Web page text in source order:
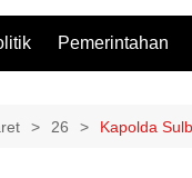
Pemerintahan
26 Kapolda